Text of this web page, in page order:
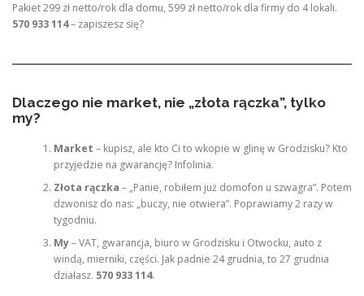
Pakiet 299 zł netto/rok dla domu, 599 zł netto/rok dla firmy do 4 lokali.
570 933 114– zapiszesz się?
Dlaczego nie market, nie „złota rączka”, tylko
my?
Market – kupisz, ale kto Ci to wkopie w glinę w Grodzisku? Kto
przyjedzie na gwarancję? Infolinia.
Złota rączka – „Panie, robiłem już domofon u szwagra”. Potem
dzwonisz do nas: „buczy, nie otwiera”. Poprawiamy 2 razy w
tygodniu.
My– VAT, gwarancja, biuro w Grodzisku i Otwocku, auto z
windą, mierniki, części. Jak padnie 24 grudnia, to 27 grudnia
działasz. 570 933 114.